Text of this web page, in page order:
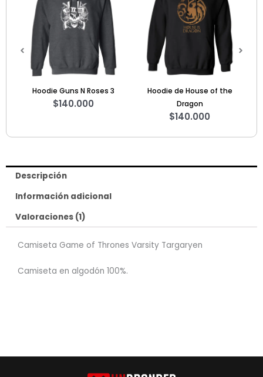
Hoodie Guns N Roses 3
140.000
Hoodie de House of the
Dragon
140.000
Descripción
Información adicional
Valoraciones (1)
Camiseta Game of Thrones Varsity Targaryen
Camiseta en algodón 100%.